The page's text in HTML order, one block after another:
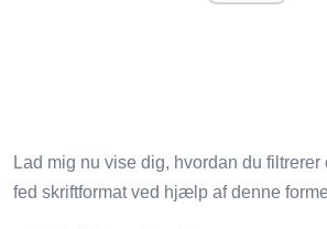
Lad mig nu vise dig, hvordan du filtrerer
fed skriftformat ved hjælp af denne